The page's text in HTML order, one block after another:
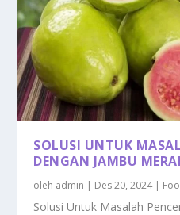
SOLUSI UNTUK
DENGAN JAMBU
oleh admin | Des 20, 2024|
Solusi Untuk Masalah